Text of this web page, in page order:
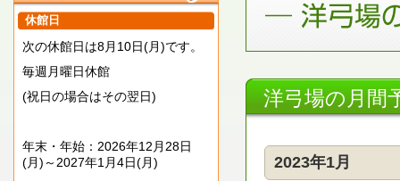
休館日
次の休館日は8月10日(月)です。
毎週月曜日休館
(祝日の場合はその翌日)
年末・年始：2026年12月28日
(月)～2027年1月4日(月)
洋弓場の月間
2023年1月